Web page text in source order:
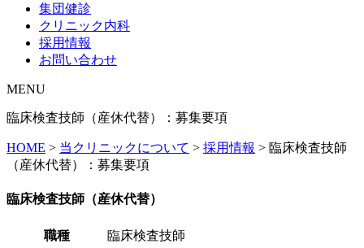
集団健診
クリニック内科
採用情報
お問い合わせ
MENU
臨床検査技師（産休代替）：募集要項
HOME > 当クリニックについて > 採用情報 > 臨床検査技師
（産休代替）：募集要項
臨床検査技師（産休代替）
職種 臨床検査技師